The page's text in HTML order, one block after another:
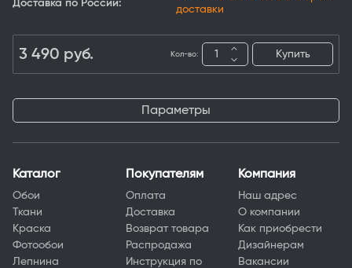
Доставка по России:
доставки
3 490 руб. Кол-во: Купить
Параметры
Каталог
Обои
Ткани
Краска
Фотообои
Лепнина
Покупателям
Оплата
Доставка
Возврат товара
Распродажа
Инструкция по
Компания
Наш адрес
О компании
Как приобрести
Дизайнерам
Вакансии